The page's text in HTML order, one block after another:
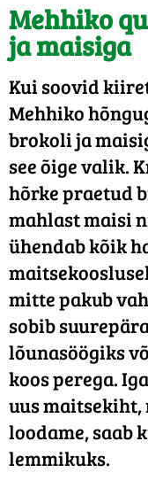
Mehhiko
ja maisiga
Kui soovid
Mehhiko
brokoli ja
see õige valik.
hõrke praetud
mahlast maisi
ühendab kõik
mitte pakub
sobib
lõunasöögiks
koos perega.
uus maitsekiht,
loodame, saab
lemmikuks.